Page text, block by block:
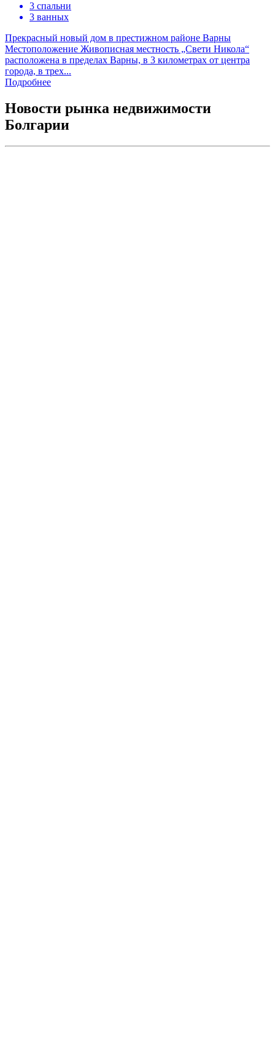
3 спальни
3 ванных
Прекрасный новый дом в престижном районе Варны
Местоположение Живописная местность „Свети Никола“
расположена в пределах Варны, в 3 километрах от центра
города, в трех...
Подробнее
Новости рынка недвижимости
Болгарии